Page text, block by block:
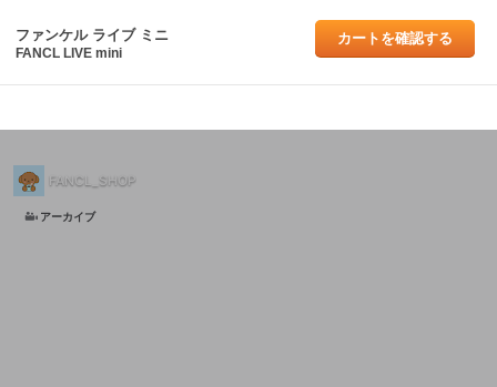
ファンケル ライブ ミニ
FANCL LIVE mini
カートを確認する